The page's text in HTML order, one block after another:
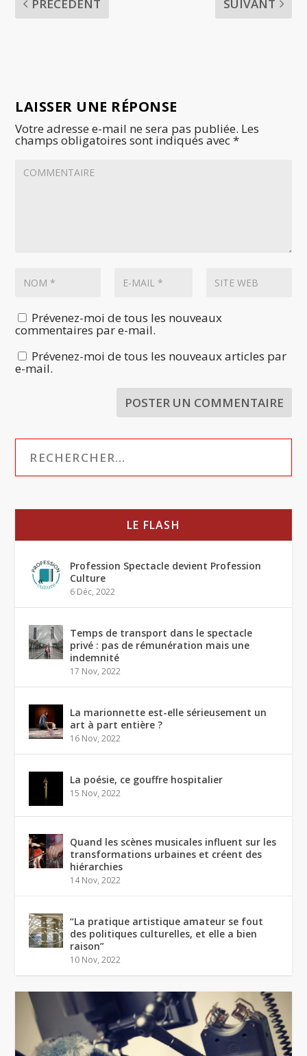
PRÉCÉDENT SUIVANT
LAISSER UNE RÉPONSE
Votre adresse e-mail ne sera pas publiée. Les
champs obligatoires sont indiqués avec*
Prévenez-moi de tous les nouveaux
commentaires par e-mail.
Prévenez-moi de tous les nouveaux articles par
e-mail.
LE FLASH
Profession Spectacle devient Profession
Culture
6 Déc, 2022
Temps de transport dans le spectacle
privé : pas de rémunération mais une
indemnité
17 Nov, 2022
La marionnette est-elle sérieusement un
art à part entière ?
16 Nov, 2022
La poésie, ce gouffre hospitalier
15 Nov, 2022
Quand les scènes musicales influent sur les
transformations urbaines et créent des
hiérarchies
14 Nov, 2022
“La pratique artistique amateur se fout
des politiques culturelles, et elle a bien
raison”
10 Nov, 2022